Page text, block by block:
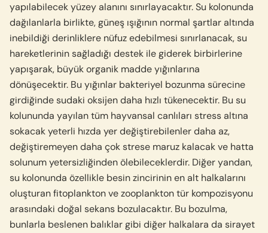
yapılabilecek yüzey alanını sınırlayacaktır. Su kolonunda
dağılanlarla birlikte, güneş ışığının normal şartlar altında
inebildiği derinliklere nüfuz edebilmesi sınırlanacak, su
hareketlerinin sağladığı destek ile giderek birbirlerine
yapışarak, büyük organik madde yığınlarına
dönüşecektir. Bu yığınlar bakteriyel bozunma sürecine
girdiğinde sudaki oksijen daha hızlı tükenecektir. Bu su
kolununda yayılan tüm hayvansal canlıları stress altına
sokacak yeterli hızda yer değiştirebilenler daha az,
değiştiremeyen daha çok strese maruz kalacak ve hatta
solunum yetersizliğinden ölebileceklerdir. Diğer yandan,
su kolonunda özellikle besin zincirinin en alt halkalarını
oluşturan fitoplankton ve zooplankton tür kompozisyonu
arasındaki doğal sekans bozulacaktır. Bu bozulma,
bunlarla beslenen balıklar gibi diğer halkalara da sirayet